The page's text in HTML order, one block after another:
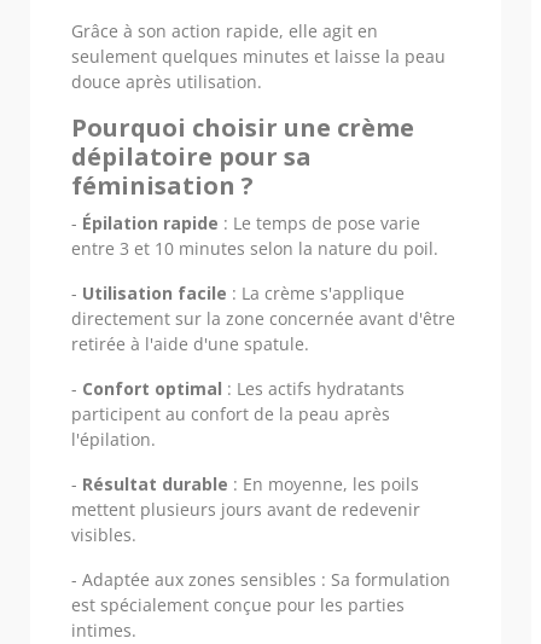
Grâce à son action rapide, elle agit en
seulement quelques minutes et laisse la peau
douce après utilisation.
Pourquoi choisir une crème
dépilatoire pour sa
féminisation ?
- Épilation rapide : Le temps de pose varie
entre 3 et 10 minutes selon la nature du poil.
- Utilisation facile : La crème s'applique
directement sur la zone concernée avant d'être
retirée à l'aide d'une spatule.
- Confort optimal : Les actifs hydratants
participent au confort de la peau après
l'épilation.
- Résultat durable : En moyenne, les poils
mettent plusieurs jours avant de redevenir
visibles.
- Adaptée aux zones sensibles : Sa formulation
est spécialement conçue pour les parties
intimes.